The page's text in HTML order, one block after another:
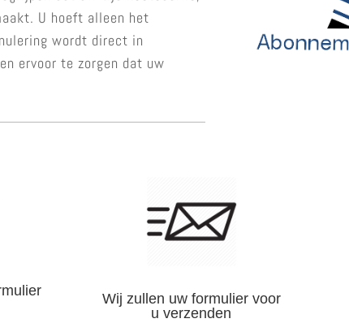
U hoeft alleen het
wordt direct in
ervoor te zorgen dat uw
Wij zullen uw formulier voor
u verzenden